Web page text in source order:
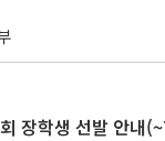
장학생 선발 안내